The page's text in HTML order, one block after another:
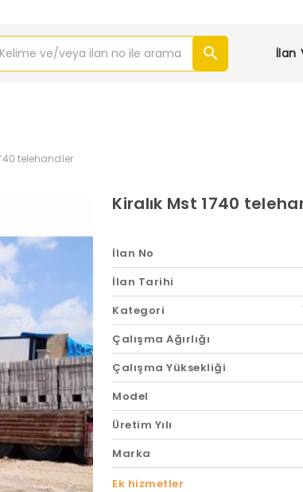
İlan
telehandler
Kiralık Mst 1740
İlan No
İlan Tarihi
Kategori
Çalışma Ağırlığı
Çalışma Yüksekliği
Model
Üretim Yılı
Marka
Ek hizmetler